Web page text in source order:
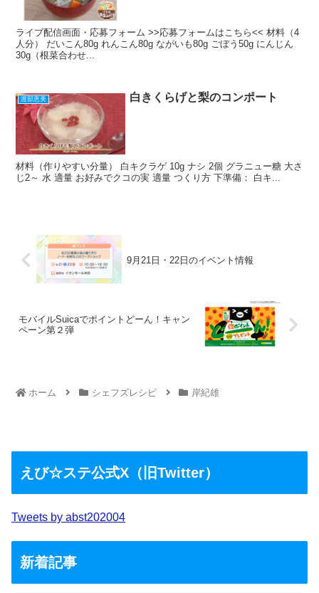
ライブ配信画面・応募フォーム >>応募フォームはこちら<< 材料（4
人分） だいこん80g れんこん80g ながいも80g ごぼう50g にんじん
30g（根菜合わせ...
渡部恵美 白きくらげと梨のコンポート
材料（作りやすい分量） 白キクラゲ 10g ナシ 2個 グラニュー糖 大さ
じ2～ 水 適量 お好みでクコの実 適量 つくり方 下準備： 白キ...
9月21日・22日のイベント情報
モバイルSuicaでポイントどーん！キャン
ペーン第２弾
ホーム シェフズレシピ 岸紀雄
えび☆ステ公式X（旧Twitter）
Tweets by abst202004
新着記事